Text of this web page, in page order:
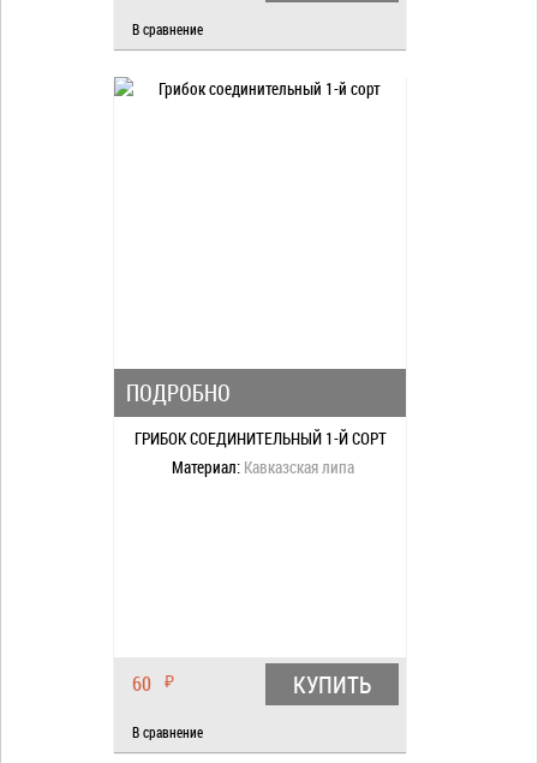
В сравнение
ПОДРОБНО
ГРИБОК СОЕДИНИТЕЛЬНЫЙ 1-Й СОРТ
Материал: Кавказская липа
60 ₽ КУПИТЬ
В сравнение